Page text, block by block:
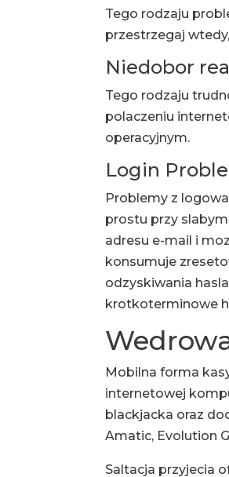
Tego rodzaju
przestrzegaj
Niedobor
Tego rodzaju
polaczeniu
operacyjnym.
Login
Problemy z
prostu przy
adresu e-mail i
konsumuje
odzyskiwania
krotkoterminowe
Mobilna forma
internetowej
blackjacka oraz
Amatic, Evolution
Saltacja przyjecia